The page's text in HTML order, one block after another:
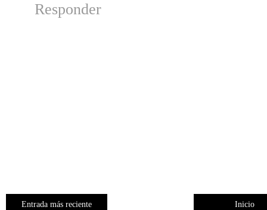
Responder
Entrada más reciente Inicio